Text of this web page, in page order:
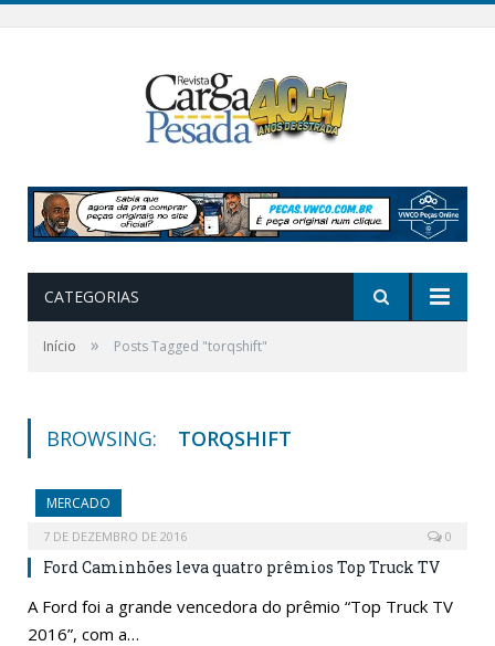
CATEGORIAS
Início » Posts Tagged "torqshift"
BROWSING: TORQSHIFT
MERCADO
7 DE DEZEMBRO DE 2016 0
Ford Caminhões leva quatro prêmios Top Truck TV
A Ford foi a grande vencedora do prêmio “Top Truck TV
2016”, com a…